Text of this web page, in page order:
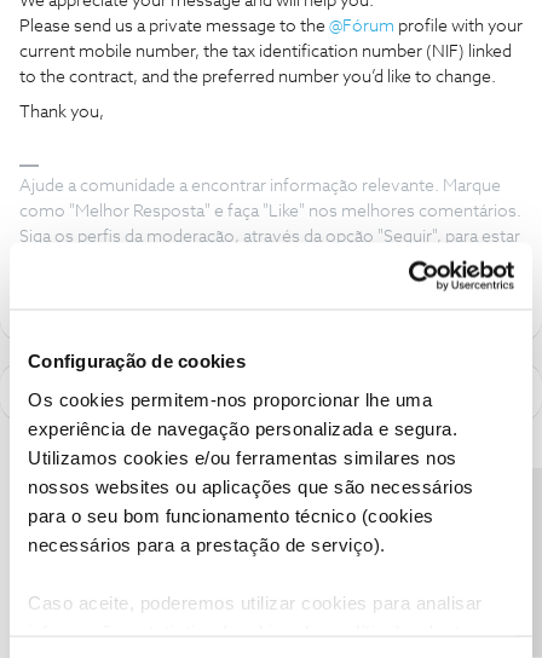
Configuração de cookies
Os cookies permitem-nos proporcionar lhe uma
experiência de navegação personalizada e segura.
Utilizamos cookies e/ou ferramentas similares nos
nossos websites ou aplicações que são necessários
para o seu bom funcionamento técnico (cookies
necessários para a prestação de serviço).
Caso aceite, poderemos utilizar cookies para analisar
Please send us a private message to the ​ @Fórum profile with your
current mobile number, the tax identification number (NIF) linked
to the contract, and the preferred number you’d like to change.
Thank you,
Ajude a comunidade a encontrar informação relevante. Marque
como "Melhor Resposta" e faça "Like" nos melhores comentários.
Siga os perfis da moderação, através da opção "Seguir", para estar